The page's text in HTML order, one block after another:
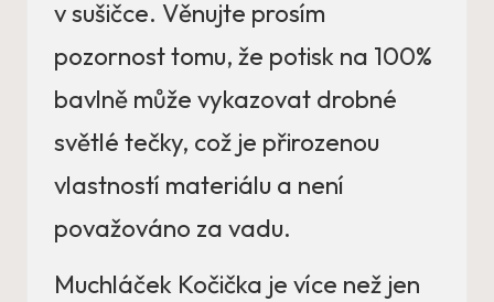
v sušičce. Věnujte prosím
pozornost tomu, že potisk na 100%
bavlně může vykazovat drobné
světlé tečky, což je přirozenou
vlastností materiálu a není
považováno za vadu.
Muchláček Kočička je více než jen